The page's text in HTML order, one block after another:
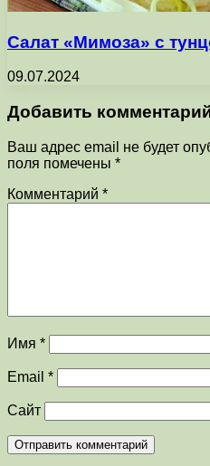
Салат «Мимоза» с
09.07.2024
Добавить
Ваш адрес email не будет
поля помечены *
Комментарий *
Имя *
Email *
Сайт